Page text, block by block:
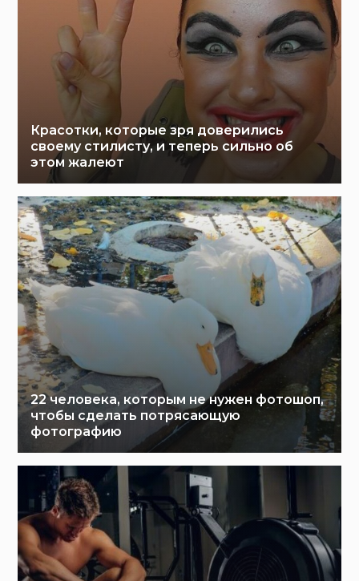
Красотки, которые зря доверились
своему стилисту, и теперь сильно об
этом жалеют
22 человека, которым не нужен фотошоп,
чтобы сделать потрясающую
фотографию